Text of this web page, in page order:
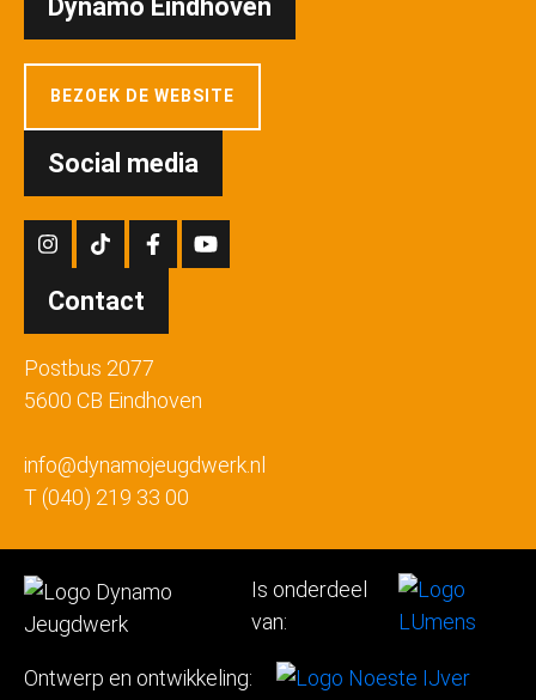
Dynamo Eindhoven
BEZOEK DE WEBSITE
Social media
Contact
Postbus 2077
5600 CB Eindhoven
info@dynamojeugdwerk.nl
T (040) 219 33 00
Is onderdeel
van:
Ontwerp en ontwikkeling: